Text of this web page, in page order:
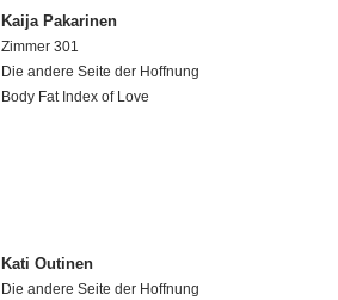
Kaija Pakarinen
Zimmer 301
Die andere Seite der Hoffnung
Body Fat Index of Love
Kati Outinen
Die andere Seite der Hoffnung